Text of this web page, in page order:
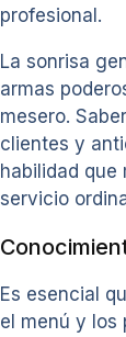
profesional.
La sonrisa
armas
mesero.
clientes y
habilidad que
servicio
Es esencial
el menú y los